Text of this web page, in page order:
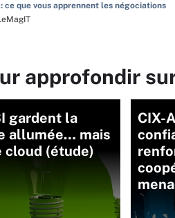
ce que vous apprennent les négociations
approfondir
gardent la
allumée… mais
cloud (étude)
CIX-